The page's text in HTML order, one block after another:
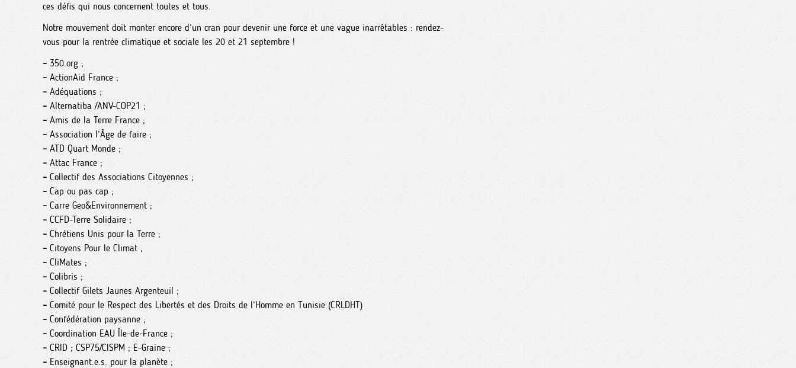
ces défis qui nous concernent toutes et tous.
Notre mouvement doit monter encore d’un cran pour devenir une force et une vague inarrêtables : rendez-
vous pour la rentrée climatique et sociale les 20 et 21 septembre !
– 350.org ;
– ActionAid France ;
– Adéquations ;
– Alternatiba /ANV-COP21 ;
– Amis de la Terre France ;
– Association l’Âge de faire ;
– ATD Quart Monde ;
– Attac France ;
– Collectif des Associations Citoyennes ;
– Cap ou pas cap ;
– Carre Geo&Environnement ;
– CCFD-Terre Solidaire ;
– Chrétiens Unis pour la Terre ;
– Citoyens Pour le Climat ;
– CliMates ;
– Colibris ;
– Collectif Gilets Jaunes Argenteuil ;
– Comité pour le Respect des Libertés et des Droits de l’Homme en Tunisie (CRLDHT)
– Confédération paysanne ;
– Coordination EAU Île-de-France ;
– CRID ; CSP75/CISPM ; E-Graine ;
– Enseignant.e.s. pour la planète ;